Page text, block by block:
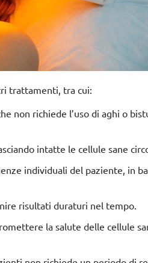
trattamenti, tra cui:
non richiede l’uso di aghi o
intatte le cellule sane
individuali del paziente, in
risultati duraturi nel tempo.
la salute delle cellule